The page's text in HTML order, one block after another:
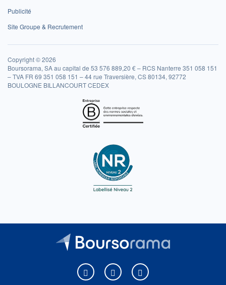
Publicité
Site Groupe & Recrutement
Copyright © 2026
Boursorama, SA au capital de 53 576 889,20 € – RCS Nanterre 351 058 151
– TVA FR 69 351 058 151 – 44 rue Traversière, CS 80134, 92772
BOULOGNE BILLANCOURT CEDEX
Boursorama sur Facebook
Boursorama sur XBoursorama sur